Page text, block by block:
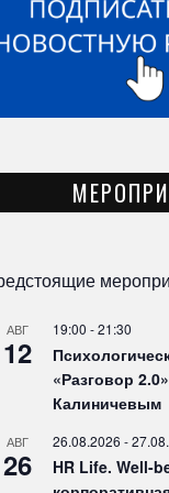
АВГ
12
19:00 -21:30
«Разговор
Калиничевым
АВГ
26
26.08.2026 -
HR Life. Well-